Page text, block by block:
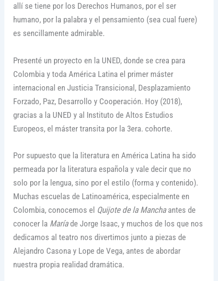
allí se tiene por los Derechos Humanos, por el ser
humano, por la palabra y el pensamiento (sea cual fuere)
es sencillamente admirable.
Presenté un proyecto en la UNED, donde se crea para
Colombia y toda América Latina el primer máster
internacional en Justicia Transicional, Desplazamiento
Forzado, Paz, Desarrollo y Cooperación. Hoy (2018),
gracias a la UNED y al Instituto de Altos Estudios
Europeos, el máster transita por la 3era. cohorte.
Por supuesto que la literatura en América Latina ha sido
permeada por la literatura española y vale decir que no
solo por la lengua, sino por el estilo (forma y contenido).
Muchas escuelas de Latinoamérica, especialmente en
Colombia, conocemos el Quijote de la Manchaantes de
conocer la Maríade Jorge Isaac, y muchos de los que nos
dedicamos al teatro nos divertimos junto a piezas de
Alejandro Casona y Lope de Vega, antes de abordar
nuestra propia realidad dramática.